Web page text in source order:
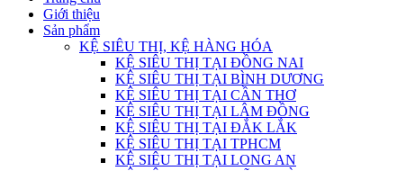
Giới thiệu
Sản phẩm
KỆ SIÊU THỊ, KỆ HÀNG HÓA
KỆ SIÊU THỊ TẠI ĐỒNG NAI
KỆ SIÊU THỊ TẠI BÌNH DƯƠNG
KỆ SIÊU THỊ TẠI CẦN THƠ
KỆ SIÊU THỊ TẠI LÂM ĐỒNG
KỆ SIÊU THỊ TẠI ĐẮK LẮK
KỆ SIÊU THỊ TẠI TPHCM
KỆ SIÊU THỊ TẠI LONG AN